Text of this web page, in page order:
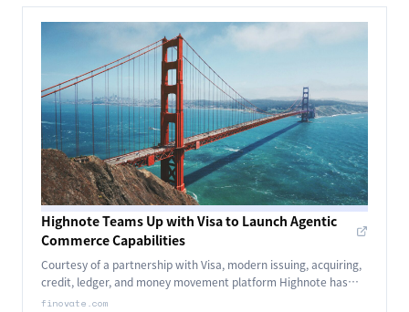
Highnote Teams Up with Visa to Launch Agentic
Commerce Capabilities
Courtesy of a partnership with Visa, modern issuing, acquiring,
credit, ledger, and money movement platform Highnote has
launched new Agentic Commerce capabilities this week.
finovate.com